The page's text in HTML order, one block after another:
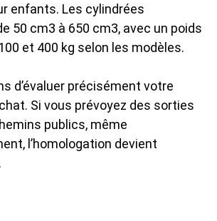
enfants. Les cylindrées
50 cm3 à 650 cm3, avec un poids
et 400 kg selon les modèles.
d’évaluer précisément votre
Si vous prévoyez des sorties
publics, même
l’homologation devient